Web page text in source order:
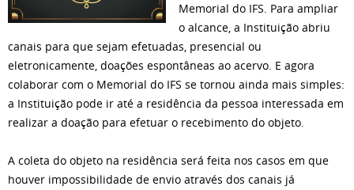
Memorial do IFS. Para ampliar
o alcance, a Instituição abriu
canais para que sejam efetuadas, presencial ou
eletronicamente, doações espontâneas ao acervo. E agora
colaborar com o Memorial do IFS se tornou ainda mais simples:
a Instituição pode ir até a residência da pessoa interessada em
realizar a doação para efetuar o recebimento do objeto.
A coleta do objeto na residência será feita nos casos em que
houver impossibilidade de envio através dos canais já